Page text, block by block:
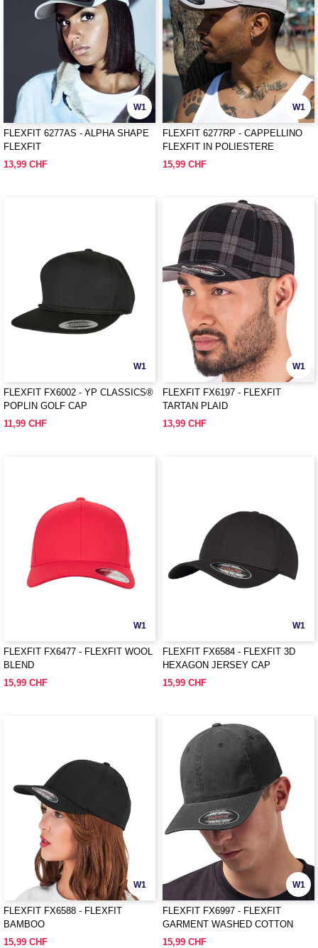
W1
FLEXFIT 6277AS - ALPHA SHAPE
FLEXFIT
13,99 CHF
W1
FLEXFIT 6277RP - CAPPELLINO
FLEXFIT IN POLIESTERE
RICICLATO
15,99 CHF
W1
FLEXFIT FX6002 - YP CLASSICS®
POPLIN GOLF CAP
11,99 CHF
W1
FLEXFIT FX6197 - FLEXFIT
TARTAN PLAID
13,99 CHF
W1
FLEXFIT FX6477 - FLEXFIT WOOL
BLEND
15,99 CHF
W1
FLEXFIT FX6584 - FLEXFIT 3D
HEXAGON JERSEY CAP
15,99 CHF
W1
FLEXFIT FX6588 - FLEXFIT
BAMBOO
15,99 CHF
W1
FLEXFIT FX6997 - FLEXFIT
GARMENT WASHED COTTON
DAD HAT
15,99 CHF